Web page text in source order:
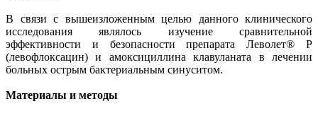
В связи с вышеизложенным целью данного клинического
исследования являлось изучение сравнительной
эффективности и безопасности препарата Леволет® Р
(левофлоксацин) и амоксициллина клавуланата в лечении
больных острым бактериальным синуситом.
Материалы и методы